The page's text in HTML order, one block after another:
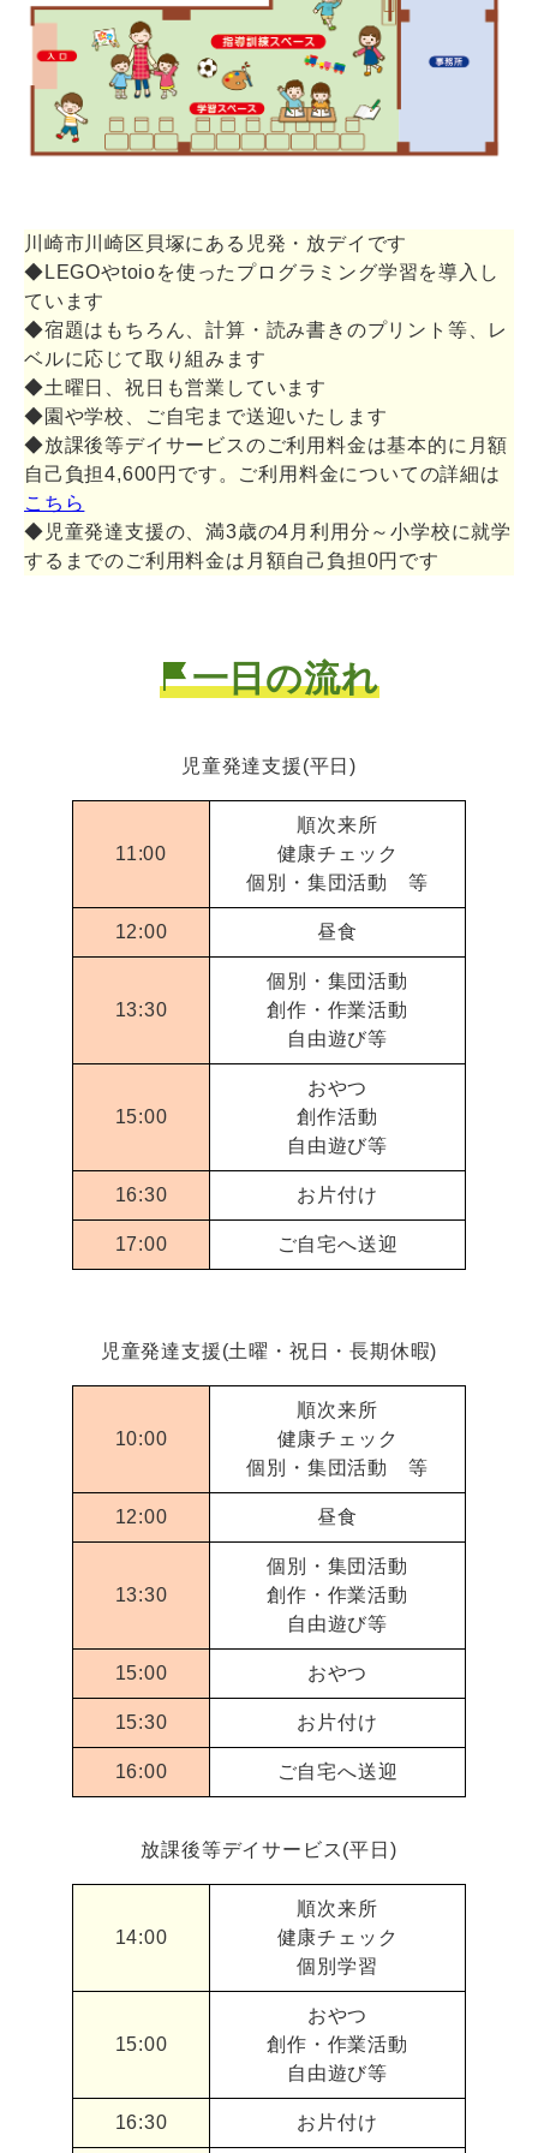
川崎市川崎区貝塚にある児発・放デイです
◆LEGOやtoioを使ったプログラミング学習を導入し
ています
◆宿題はもちろん、計算・読み書きのプリント等、レ
ベルに応じて取り組みます
◆土曜日、祝日も営業しています
◆園や学校、ご自宅まで送迎いたします
◆放課後等デイサービスのご利用料金は基本的に月額
自己負担4,600円です。ご利用料金についての詳細は
こちら
◆児童発達支援の、満3歳の4月利用分～小学校に就学
するまでのご利用料金は月額自己負担0円です
一日の流れ
児童発達支援(平日)
11:00
順次来所
健康チェック
個別・集団活動 等
12:00 昼食
13:30
個別・集団活動
創作・作業活動
自由遊び等
15:00
おやつ
創作活動
自由遊び等
16:30 お片付け
17:00 ご自宅へ送迎
児童発達支援(土曜・祝日・長期休暇)
10:00
順次来所
健康チェック
個別・集団活動 等
12:00 昼食
13:30
個別・集団活動
創作・作業活動
自由遊び等
15:00 おやつ
15:30 お片付け
16:00 ご自宅へ送迎
放課後等デイサービス(平日)
14:00
順次来所
健康チェック
個別学習
15:00
おやつ
創作・作業活動
自由遊び等
16:30 お片付け